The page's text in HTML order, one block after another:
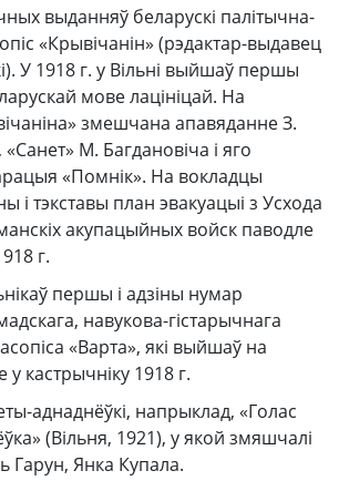
выданняў беларускі палітычна-
«Крывічанін» (рэдактар-выдавец
У 1918 г. у Вільні выйшаў першы
мове лацініцай. На
змешчана апавяданне З.
«Санет» М. Багдановіча і яго
«Помнік». На вокладцы
і тэкставы план эвакуацыі з Усхода
акупацыйных войск паводле
г.
першы і адзіны нумар
навукова-гістарычнага
«Варта», які выйшаў на
кастрычніку 1918 г.
аднаднёўкі, напрыклад, «Голас
(Вiльня, 1921), у якой змяшчалі
Гарун, Янка Купала.